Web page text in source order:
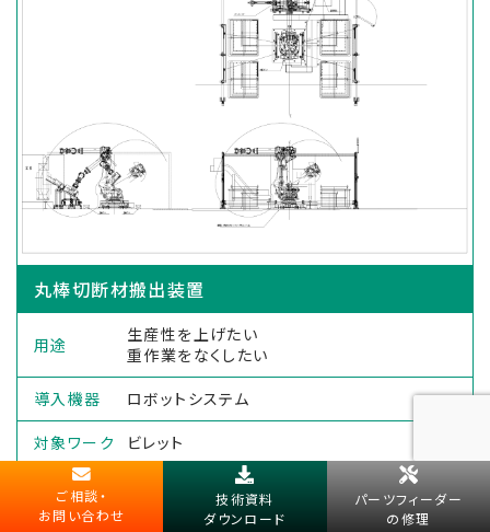
丸棒切断材搬出装置
用途
生産性を上げたい
重作業をなくしたい
導入機器
ロボットシステム
対象ワーク
ビレット
業界ご相談・
お問い合わせ
技術資料
ダウンロード
パーツフィーダー
の修理